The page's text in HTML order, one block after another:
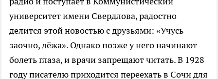
университет имени Свердлова, радостно
делится этой новостью с друзьями: «Учусь
заочно, лёжа». Однако позже у него начинают
болеть глаза, и врачи запрещают читать. В 1928
году писателю приходится переехать в Сочи для